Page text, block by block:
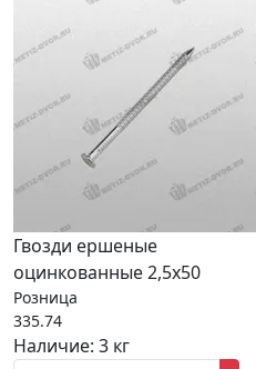
Гвозди ершеные
оцинкованные 2,5x50
Розница
335.74
Наличие: 3 кг